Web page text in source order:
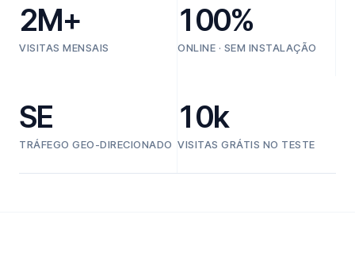
2M+
VISITAS MENSAIS
100%
ONLINE · SEM INSTALAÇÃO
SE
TRÁFEGO GEO-DIRECIONADO
10k
VISITAS GRÁTIS NO TESTE